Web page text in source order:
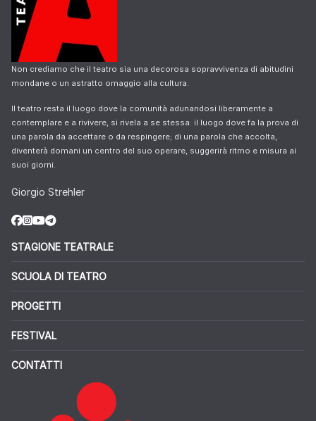
Non crediamo che il teatro sia una decorosa sopravvivenza di abitudini
mondane o un astratto omaggio alla cultura.
Il teatro resta il luogo dove la comunità adunandosi liberamente a
contemplare e a rivivere, si rivela a se stessa: il luogo dove fa la prova di
una parola da accettare o da respingere; di una parola che accolta,
diventerà domani un centro del suo operare, suggerirà ritmo e misura ai
suoi giorni.
Giorgio Strehler
STAGIONE TEATRALE
SCUOLA DI TEATRO
PROGETTI
FESTIVAL
CONTATTI